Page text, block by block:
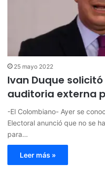
25 mayo 2022
Ivan Duque
auditoria externa
-El Colombiano- Ayer se
Electoral anunció que no se
para…
Leer más »